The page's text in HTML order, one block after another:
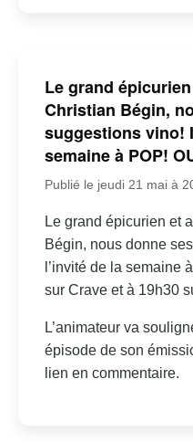
Le grand
Christian Bégin,
suggestions vino!
semaine à POP!
Publié le jeudi 21 mai à
Le grand épicurien et
Bégin, nous donne
l’invité de la semaine
sur Crave et à 19h30
L’animateur va
épisode de son
lien en commentaire.